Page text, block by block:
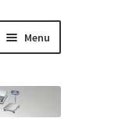
Menu